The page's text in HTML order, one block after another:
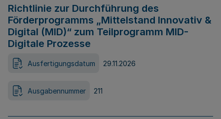
Richtlinie zur Durchführung des
Förderprogramms „Mittelstand Innovativ &
Digital (MID)“ zum Teilprogramm MID-
Digitale Prozesse
Ausfertigungsdatum 29.11.2026
Ausgabennummer 211